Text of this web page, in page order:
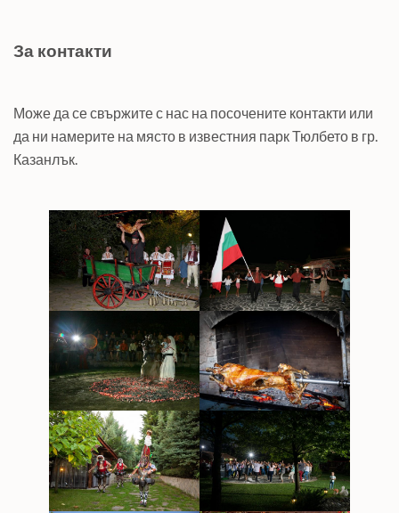
За контакти
Може да се свържите с нас на посочените контакти или
да ни намерите на място в известния парк Тюлбето в гр.
Казанлък.